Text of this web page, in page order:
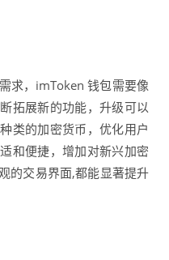
求，imToken 钱包需要像
拓展新的功能，升级可以
类的加密货币，优化用户
和便捷，增加对新兴加密
的交易界面,都能显著提升